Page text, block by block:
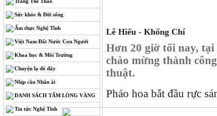
Sức khỏe & Đời sống
Ẩm thực Nghệ Tĩnh
Việt Nam Đất Nước Con Người
Khoa học & Môi Trường
Chuyện lạ đó đây
Nhịp cầu Nhân ái
DANH SÁCH TẤM LÒNG VÀNG
Tin tức Nghệ Tĩnh
Lê Hiếu - Khổng Chí
Hơn 20 giờ tối nay,
chào mừng thành
thuật.
Pháo hoa bắt đầu rực